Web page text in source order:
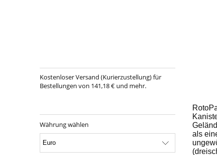
Kostenloser Versand (Kurierzustellung) für
Bestellungen von 141,18 € und mehr.
Währung wählen
als